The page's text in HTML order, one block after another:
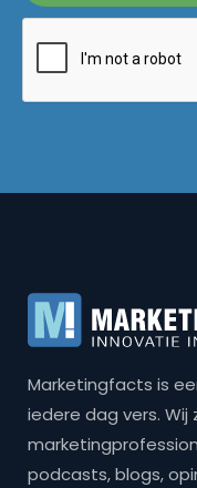
Marketingfacts is
iedere dag vers.
podcasts, blogs,